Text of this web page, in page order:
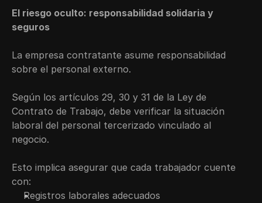
El riesgo oculto: responsabilidad solidaria y
seguros
La empresa contratante asume responsabilidad
sobre el personal externo.
Según los artículos 29, 30 y 31 de la Ley de
Contrato de Trabajo, debe verificar la situación
laboral del personal tercerizado vinculado al
negocio.
Esto implica asegurar que cada trabajador cuente
con:
Registros laborales adecuados